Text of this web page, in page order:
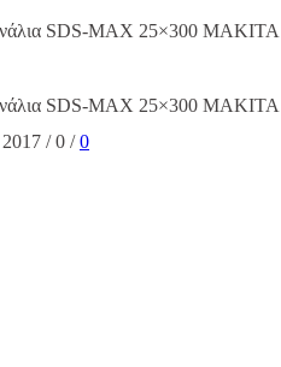
SDS-MAX 25×300 MAKITA
SDS-MAX 25×300 MAKITA
2017 / 0 / 0